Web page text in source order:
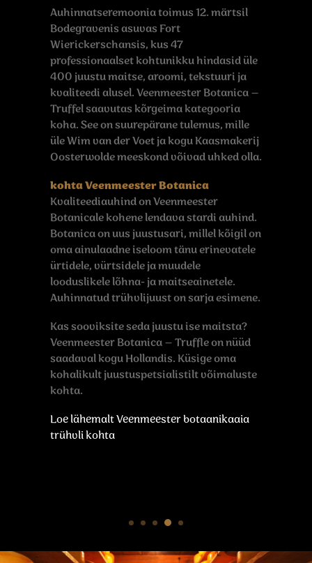
Auhinnatseremoonia toimus 12. märtsil
Bodegravenis asuvas Fort
Wierickerschansis, kus 47
professionaalset kohtunikku hindasid üle
400 juustu maitse, aroomi, tekstuuri ja
kvaliteedi alusel. Veenmeester Botanica –
Truffel saavutas kõrgeima kategooria
koha. See on suurepärane tulemus, mille
üle Wim van der Voet ja kogu Kaasmakerij
Oosterwolde meeskond võivad uhked olla.
kohta Veenmeester Botanica
Kvaliteediauhind on Veenmeester
Botanicale kohene lendava stardi auhind.
Botanica on uus juustusari, millel kõigil on
oma ainulaadne iseloom tänu erinevatele
ürtidele, vürtsidele ja muudele
looduslikele lõhna- ja maitseainetele.
Auhinnatud trühvlijuust on sarja esimene.
Kas sooviksite seda juustu ise maitsta?
Veenmeester Botanica – Truffle on nüüd
saadaval kogu Hollandis. Küsige oma
kohalikult juustuspetsialistilt võimaluste
kohta.
Loe lähemalt Veenmeester botaanikaaia
trühvli kohta